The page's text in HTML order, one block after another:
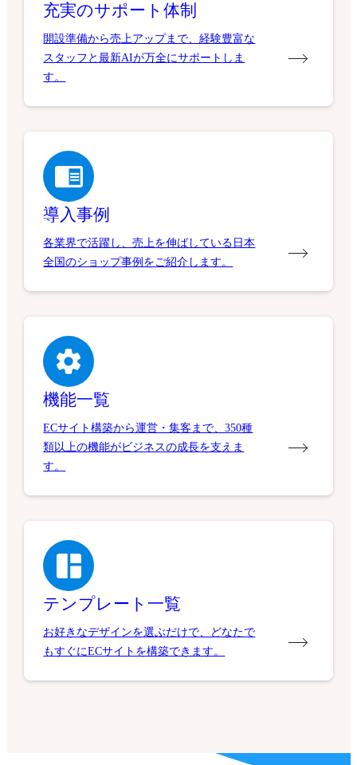
充実のサポート体制
開設準備から売上アップまで、経験豊富な
スタッフと最新AIが万全にサポートしま
す。
導入事例
各業界で活躍し、売上を伸ばしている日本
全国のショップ事例をご紹介します。
機能一覧
ECサイト構築から運営・集客まで、350種
類以上の機能がビジネスの成長を支えま
す。
テンプレート一覧
お好きなデザインを選ぶだけで、どなたで
もすぐにECサイトを構築できます。